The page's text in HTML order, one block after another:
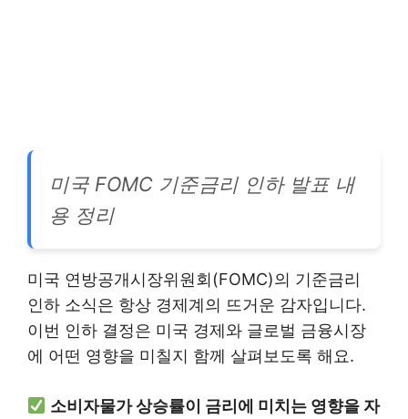
미국 FOMC 기준금리 인하 발표 내
용 정리
미국 연방공개시장위원회(FOMC)의 기준금리
인하 소식은 항상 경제계의 뜨거운 감자입니다.
이번 인하 결정은 미국 경제와 글로벌 금융시장
에 어떤 영향을 미칠지 함께 살펴보도록 해요.
소비자물가 상승률이 금리에 미치는 영향을 자